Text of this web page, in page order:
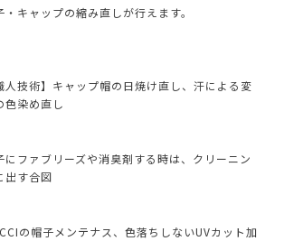
・キャップの縮み直しが行えます。
人技術】キャップ帽の日焼け直し、汗による変
色染め直し
にファブリーズや消臭剤する時は、クリーニン
出す合図
の帽子メンテナス、色落ちしないUVカット加